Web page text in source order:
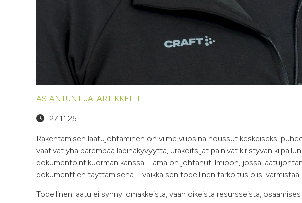
ASIANTUNTIJA-ARTIKKELIT
27.11.25
Rakentamisen laatujohtaminen on viime vuosina noussut keskeiseksi
vaativat yhä parempaa läpinäkyvyyttä, urakoitsijat painivat kiristyvän
dokumentointikuorman kanssa. Tämä on johtanut ilmiöön, jossa
dokumenttien täyttämisenä – vaikka sen todellinen tarkoitus olisi
Todellinen laatu ei synny lomakkeista, vaan oikeista resursseista,